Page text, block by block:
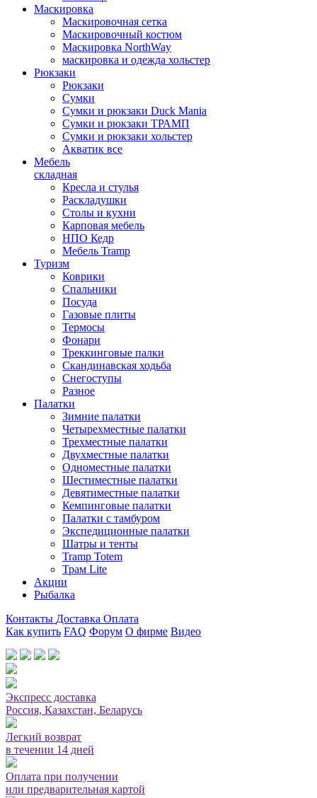
Маскировка
Маскировочная сетка
Маскировочный костюм
Маскировка NorthWay
маскировка и одежда хольстер
Рюкзаки
Рюкзаки
Сумки
Сумки и рюкзаки Duck Mania
Сумки и рюкзаки ТРАМП
Сумки и рюкзаки хольстер
Акватик все
Мебель
складная
Кресла и стулья
Раскладушки
Столы и кухни
Карповая мебель
НПО Кедр
Мебель Tramp
Туризм
Коврики
Спальники
Посуда
Газовые плиты
Термосы
Фонари
Треккинговые палки
Скандинавская ходьба
Снегоступы
Разное
Палатки
Зимние палатки
Четырехместные палатки
Трехместные палатки
Двухместные палатки
Одноместные палатки
Шестиместные палатки
Девятиместные палатки
Кемпинговые палатки
Палатки с тамбуром
Экспедиционные палатки
Шатры и тенты
Tramp Totem
Трам Lite
Акции
Рыбалка
Контакты Доставка Оплата
Как купить FAQ Форум О фирме Видео
Экспресс доставка
Россия, Казахстан, Беларусь
Легкий возврат
в течении 14 дней
Оплата при получении
или предварительная картой